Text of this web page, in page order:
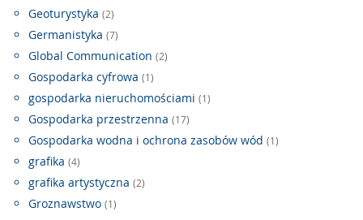
Geoturystyka (2)
Germanistyka (7)
Global Communication (2)
Gospodarka cyfrowa (1)
gospodarka nieruchomościami (1)
Gospodarka przestrzenna (17)
Gospodarka wodna i ochrona zasobów wód (1)
grafika (4)
grafika artystyczna (2)
Groznawstwo (1)